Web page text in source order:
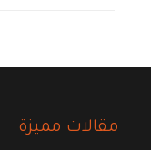
مقالات مميزة